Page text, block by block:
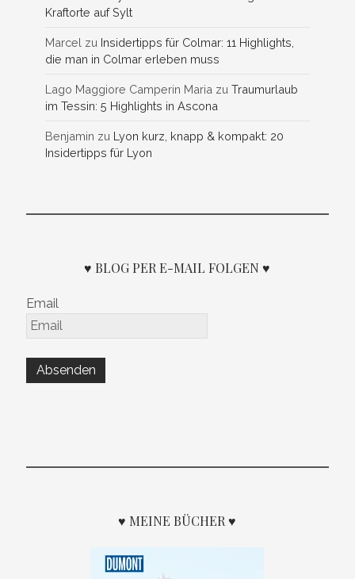
Kraftorte auf Sylt
Marcel zu Insidertipps für Colmar: 11 Highlights,
die man in Colmar erleben muss
Lago Maggiore Camperin Maria zuTraumurlaub
im Tessin: 5 Highlights in Ascona
Benjamin zu Lyon kurz, knapp & kompakt: 20
Insidertipps für Lyon
♥ BLOG PER E-MAIL FOLGEN ♥
Email
♥ MEINE BÜCHER ♥